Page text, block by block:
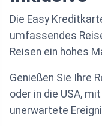
Die Easy
umfassendes
Reisen ein hohes
Genießen Sie Ihre
oder in die USA,
unerwartete